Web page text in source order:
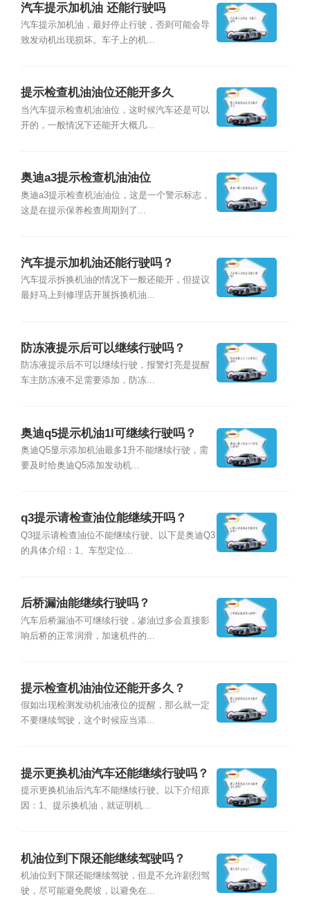
汽车提示加机油 还能行驶吗
汽车提示加机油，最好停止行驶，否则可能会导
致发动机出现损坏。车子上的机...
提示检查机油油位还能开多久
当汽车提示检查机油油位，这时候汽车还是可以
开的，一般情况下还能开大概几...
奥迪a3提示检查机油油位
奥迪a3提示检查机油油位，这是一个警示标志，
这是在提示保养检查周期到了...
汽车提示加机油还能行驶吗？
汽车提示拆换机油的情况下一般还能开，但提议
最好马上到修理店开展拆换机油...
防冻液提示后可以继续行驶吗？
防冻液提示后不可以继续行驶，报警灯亮是提醒
车主防冻液不足需要添加，防冻...
奥迪q5提示机油1l可继续行驶吗？
奥迪Q5显示添加机油最多1升不能继续行驶，需
要及时给奥迪Q5添加发动机...
q3提示请检查油位能继续开吗？
Q3提示请检查油位不能继续行驶。以下是奥迪Q3
的具体介绍：1、车型定位...
后桥漏油能继续行驶吗？
汽车后桥漏油不可继续行驶，渗油过多会直接影
响后桥的正常润滑，加速机件的...
提示检查机油油位还能开多久？
假如出现检测发动机油液位的提醒，那么就一定
不要继续驾驶，这个时候应当添...
提示更换机油汽车还能继续行驶吗？
提示更换机油后汽车不能继续行驶。以下介绍原
因：1、提示换机油，就证明机...
机油位到下限还能继续驾驶吗？
机油位到下限还能继续驾驶，但是不允许剧烈驾
驶，尽可能避免爬坡，以避免在...